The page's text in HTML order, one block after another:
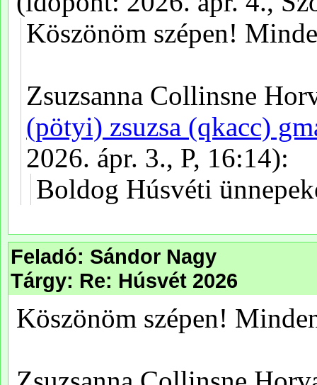
Feladó: Sándor Nagy
Tárgy: Re: Húsvét 2026